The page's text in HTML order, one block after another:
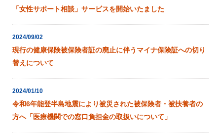
「女性サポート相談」サービスを開始いたました
2024/09/02
現行の健康保険被保険者証の廃止に伴うマイナ保険証への切り
替えについて
2024/01/10
令和6年能登半島地震により被災された被保険者・被扶養者の
方へ「医療機関での窓口負担金の取扱いについて」